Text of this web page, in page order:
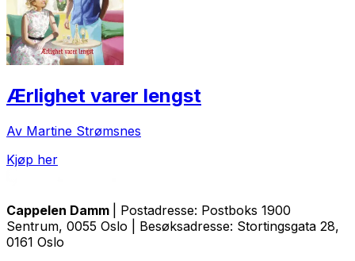
Ærlighet varer lengst
Av Martine Strømsnes
Kjøp her
Cappelen Damm
| Postadresse: Postboks 1900
Sentrum, 0055 Oslo | Besøksadresse: Stortingsgata 28,
0161 Oslo